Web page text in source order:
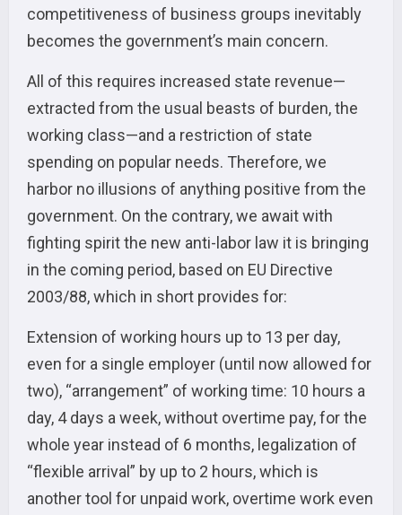
competitiveness of business groups inevitably
becomes the government’s main concern.
All of this requires increased state revenue—
extracted from the usual beasts of burden, the
working class—and a restriction of state
spending on popular needs. Therefore, we
harbor no illusions of anything positive from the
government. On the contrary, we await with
fighting spirit the new anti-labor law it is bringing
in the coming period, based on EU Directive
2003/88, which in short provides for:
Extension of working hours up to 13 per day,
even for a single employer (until now allowed for
two), “arrangement” of working time: 10 hours a
day, 4 days a week, without overtime pay, for the
whole year instead of 6 months, legalization of
“flexible arrival” by up to 2 hours, which is
another tool for unpaid work, overtime work even